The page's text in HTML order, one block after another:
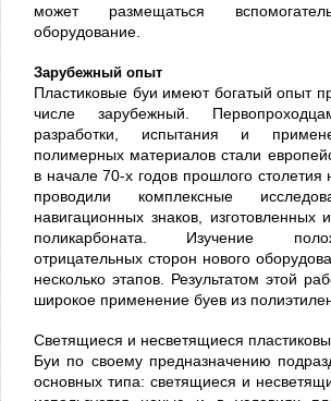
может размещаться
оборудование.
Зарубежный опыт
Пластиковые буи имеют богатый опыт
числе зарубежный.
разработки, испытания и
полимерных материалов стали
в начале 70-х годов прошлого
проводили комплексные
навигационных знаков, изготовленных
поликарбоната. Изучение
отрицательных сторон нового
несколько этапов. Результатом этой
широкое применение буев из
Светящиеся и несветящиеся
Буи по своему предназначению
основных типа: светящиеся и